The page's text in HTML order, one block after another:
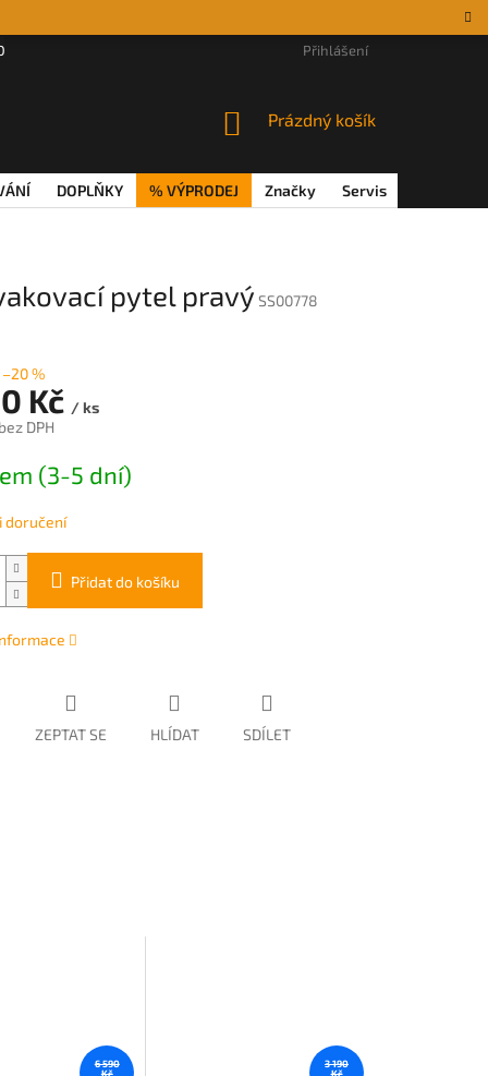
POUKAZY VĚRNOSTNÍ PROGRAM
Přihlášení
NÁKUPNÍ
Prázdný košík
DOPLŇKY % VÝPRODEJ Značky Servis
pytel pravý SS00778
–20 %
Kč / ks
DPH
(3-5 dní)
doručení
Přidat do košíku
ZEPTAT SE HLÍDAT SDÍLET
6 590
Kč
3 190
Kč